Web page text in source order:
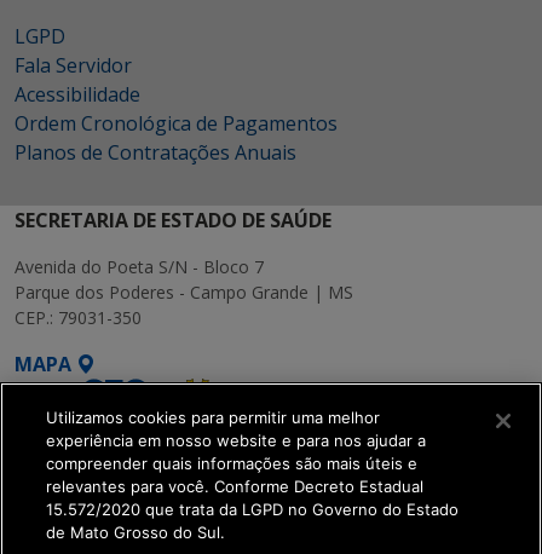
LGPD
Fala Servidor
Acessibilidade
Ordem Cronológica de Pagamentos
Planos de Contratações Anuais
SECRETARIA DE ESTADO DE SAÚDE
Avenida do Poeta S/N - Bloco 7
Parque dos Poderes - Campo Grande | MS
CEP.: 79031-350
MAPA
SETDIG | Secretaria-
Executiva de
Utilizamos cookies para permitir uma melhor
experiência em nosso website e para nos ajudar a
compreender quais informações são mais úteis e
relevantes para você. Conforme Decreto Estadual
15.572/2020 que trata da LGPD no Governo do Estado
de Mato Grosso do Sul.